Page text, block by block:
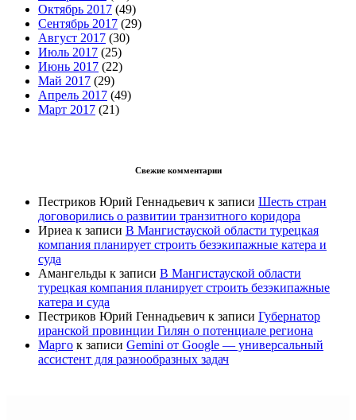
Октябрь 2017 (49)
Сентябрь 2017 (29)
Август 2017 (30)
Июль 2017 (25)
Июнь 2017 (22)
Май 2017 (29)
Апрель 2017 (49)
Март 2017 (21)
Свежие комментарии
Пестриков Юрий Геннадьевич к записи Шесть стран
договорились о развитии транзитного коридора
Ириеа к записи В Мангистауской области турецкая
компания планирует строить безэкипажные катера и
суда
Амангельды к записи В Мангистауской области
турецкая компания планирует строить безэкипажные
катера и суда
Пестриков Юрий Геннадьевич к записи Губернатор
иранской провинции Гилян о потенциале региона
Марго к записи Gemini от Google — универсальный
ассистент для разнообразных задач